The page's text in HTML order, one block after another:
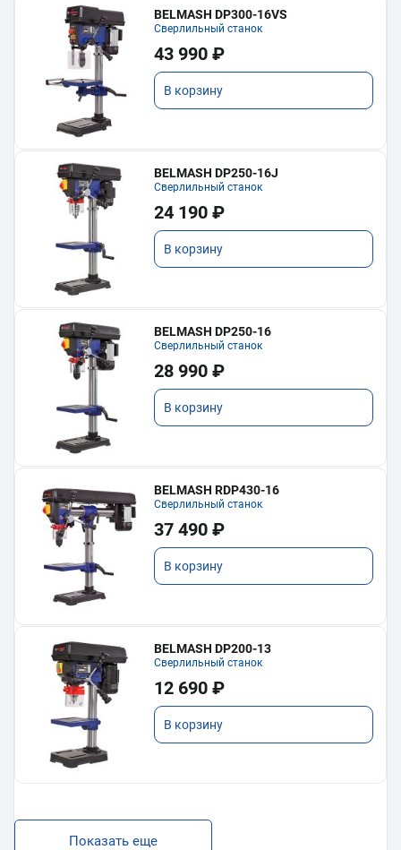
BELMASH DP300-16VS
Сверлильный станок
43 990 ₽
В корзину
BELMASH DP250-16J
Сверлильный станок
24 190 ₽
В корзину
BELMASH DP250-16
Сверлильный станок
28 990 ₽
В корзину
BELMASH RDP430-16
Сверлильный станок
37 490 ₽
В корзину
BELMASH DP200-13
Сверлильный станок
12 690 ₽
В корзину
Показать еще